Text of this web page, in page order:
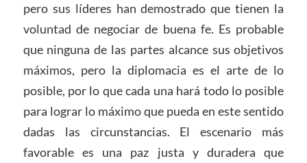
pero sus líderes han demostrado que tienen la
voluntad de negociar de buena fe. Es probable
que ninguna de las partes alcance sus objetivos
máximos, pero la diplomacia es el arte de lo
posible, por lo que cada una hará todo lo posible
para lograr lo máximo que pueda en este sentido
dadas las circunstancias. El escenario más
favorable es una paz justa y duradera que